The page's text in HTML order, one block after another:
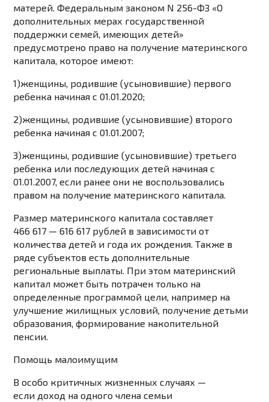
матерей. Федеральным законом N 256-ФЗ «О
дополнительных мерах государственной
поддержки семей, имеющих детей»
предусмотрено право на получение материнского
капитала, которое имеют:
1)женщины, родившие (усыновившие) первого
ребенка начиная с 01.01.2020;
2)женщины, родившие (усыновившие) второго
ребенка начиная с 01.01.2007;
3)женщины, родившие (усыновившие) третьего
ребенка или последующих детей начиная с
01.01.2007, если ранее они не воспользовались
правом на получение материнского капитала.
Размер материнского капитала составляет
466 617 — 616 617 рублей в зависимости от
количества детей и года их рождения. Также в
ряде субъектов есть дополнительные
региональные выплаты. При этом материнский
капитал может быть потрачен только на
определенные программой цели, например на
улучшение жилищных условий, получение детьми
образования, формирование накопительной
пенсии.
Помощь малоимущим
В особо критичных жизненных случаях —
если доход на одного члена семьи